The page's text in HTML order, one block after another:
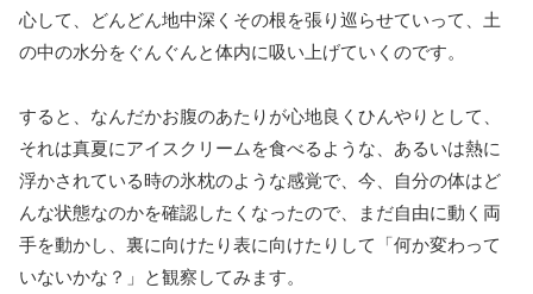
心して、どんどん地中深くその根を張り巡らせていって、土
の中の水分をぐんぐんと体内に吸い上げていくのです。
すると、なんだかお腹のあたりが心地良くひんやりとして、
それは真夏にアイスクリームを食べるような、あるいは熱に
浮かされている時の氷枕のような感覚で、今、自分の体はど
んな状態なのかを確認したくなったので、まだ自由に動く両
手を動かし、裏に向けたり表に向けたりして「何か変わって
いないかな？」と観察してみます。